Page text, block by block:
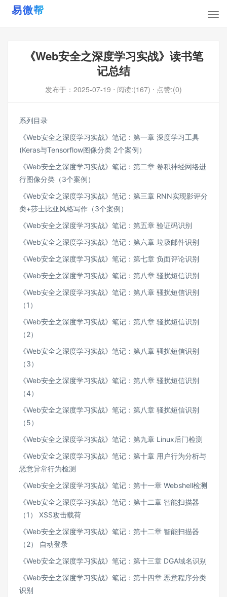
《Web安全之深度学习实战》读书笔
记总结
发布于： 2025-07-19 ⋅ 阅读:(167) ⋅ 点赞:(0)
系列目录
《Web安全之深度学习实战》笔记：第一章 深度学习工具
(Keras与Tensorflow图像分类 2个案例）
《Web安全之深度学习实战》笔记：第二章 卷积神经网络进
行图像分类（3个案例）
《Web安全之深度学习实战》笔记：第三章 RNN实现影评分
类+莎士比亚风格写作（3个案例）
《Web安全之深度学习实战》笔记：第五章 验证码识别
《Web安全之深度学习实战》笔记：第六章 垃圾邮件识别
《Web安全之深度学习实战》笔记：第七章 负面评论识别
《Web安全之深度学习实战》笔记：第八章 骚扰短信识别
《Web安全之深度学习实战》笔记：第八章 骚扰短信识别
（1）
《Web安全之深度学习实战》笔记：第八章 骚扰短信识别
（2）
《Web安全之深度学习实战》笔记：第八章 骚扰短信识别
（3）
《Web安全之深度学习实战》笔记：第八章 骚扰短信识别
（4）
《Web安全之深度学习实战》笔记：第八章 骚扰短信识别
（5）
《Web安全之深度学习实战》笔记：第九章 Linux后门检测
《Web安全之深度学习实战》笔记：第十章 用户行为分析与
恶意异常行为检测
《Web安全之深度学习实战》笔记：第十一章 Webshell检测
《Web安全之深度学习实战》笔记：第十二章 智能扫描器
（1） XSS攻击载荷
《Web安全之深度学习实战》笔记：第十二章 智能扫描器
（2） 自动登录
《Web安全之深度学习实战》笔记：第十三章 DGA域名识别
《Web安全之深度学习实战》笔记：第十四章 恶意程序分类
识别